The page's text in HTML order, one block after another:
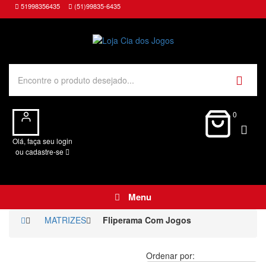
51998356435 (51)99835-6435
Olá, faça seu login
ou cadastre-se
0
Menu
MATRIZES Fliperama Com Jogos
Ordenar por: